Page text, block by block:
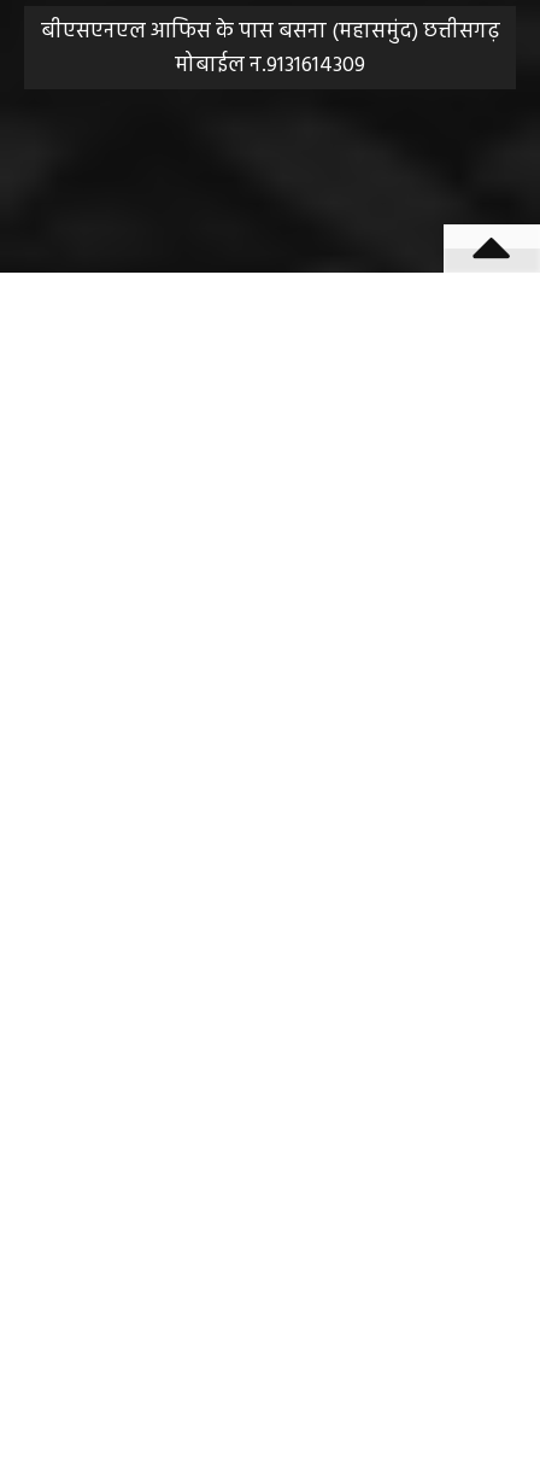
बीएसएनएल आफिस के पास बसना (महासमुंद) छत्तीसगढ़
मोबाईल न.9131614309